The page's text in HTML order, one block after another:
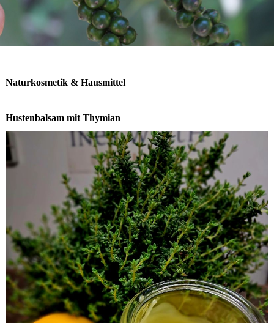
Naturkosmetik & Hausmittel
Hustenbalsam mit Thymian